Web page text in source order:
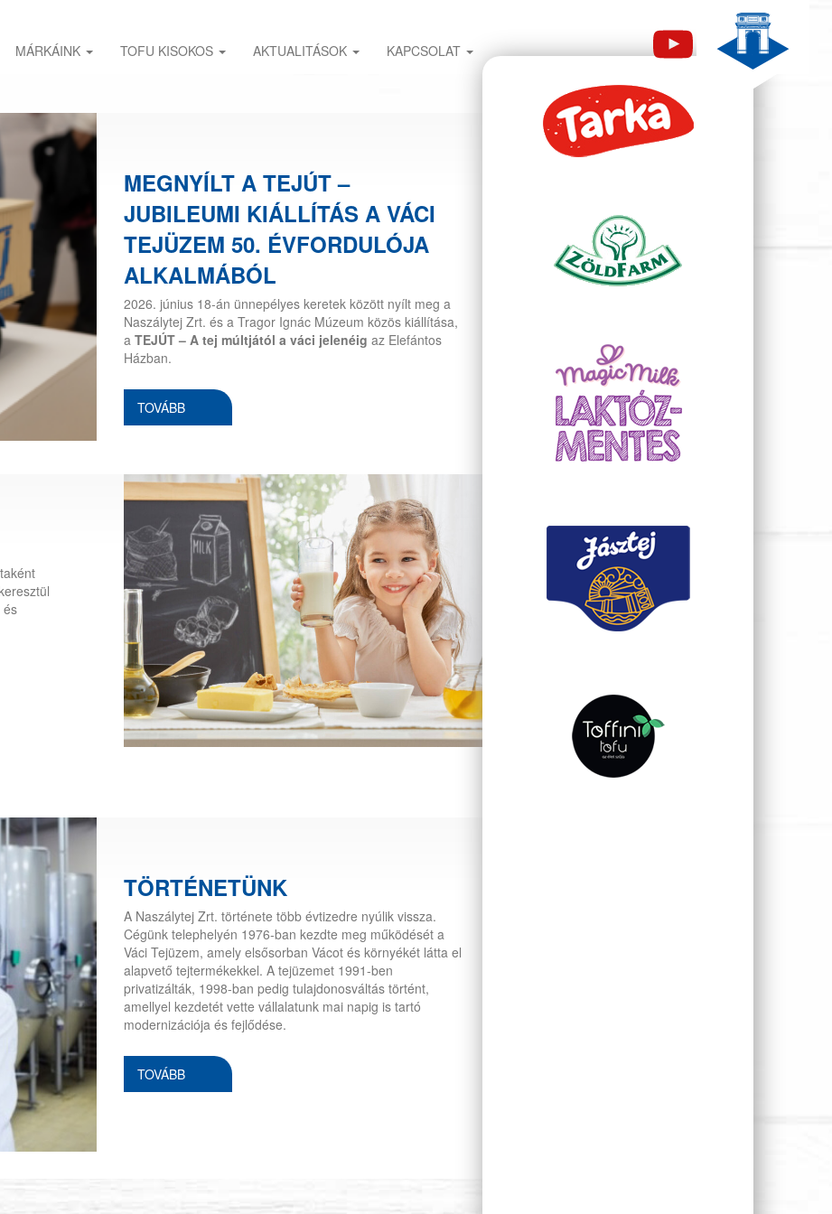
MÁRKÁINK TOFU KISOKOS AKTUALITÁSOK KAPCSOLAT
MEGNYÍLT A TEJÚT –
JUBILEUMI KIÁLLÍTÁS A VÁCI
TEJÜZEM 50. ÉVFORDULÓJA
ALKALMÁBÓL
2026. június 18-án ünnepélyes keretek között nyílt meg a
Naszálytej Zrt. és a Tragor Ignác Múzeum közös kiállítása,
a TEJÚT – A tej múltjától a váci jelenéig az Elefántos
Házban.
TOVÁBB
és
TÖRTÉNETÜNK
A Naszálytej Zrt. története több évtizedre nyúlik vissza.
Cégünk telephelyén 1976-ban kezdte meg működését a
Váci Tejüzem, amely elsősorban Vácot és környékét látta el
alapvető tejtermékekkel. A tejüzemet 1991-ben
privatizálták, 1998-ban pedig tulajdonosváltás történt,
amellyel kezdetét vette vállalatunk mai napig is tartó
modernizációja és fejlődése.
TOVÁBB